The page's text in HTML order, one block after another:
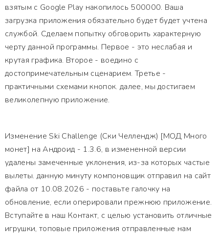
взятым с Google Play накопилось 500000. Ваша
загрузка приложения обязательно будет будет учтена
службой. Сделаем попытку обговорить характерную
черту данной программы. Первое - это неслабая и
крутая графика. Второе - воедино с
достопримечательным сценарием. Третье -
практичными схемами кнопок. далее, мы достигаем
великолепную приложение.
Изменение Ski Challenge (Ски Челлендж) [МОД Много
монет] на Андроид - 1.3.6, в измененной версии
удалены замеченные уклонения, из-за которых частые
вылеты. данную минуту компоновщик отправил на сайт
файла от 10.08.2026 - поставьте галочку на
обновление, если оперировали прежнюю приложение.
Вступайте в наш Контакт, с целью установить отличные
игрушки, топовые приложения отправленные нам